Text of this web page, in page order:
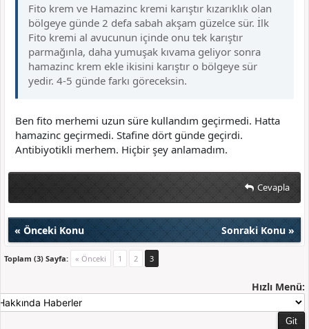
Fito krem ve Hamazinc kremi karıştır kızarıklık olan
bölgeye günde 2 defa sabah akşam güzelce sür. İlk
Fito kremi al avucunun içinde onu tek karıştır
parmağınla, daha yumuşak kıvama geliyor sonra
hamazinc krem ekle ikisini karıştır o bölgeye sür
yedir. 4-5 günde farkı göreceksin.
Ben fito merhemi uzun süre kullandım geçirmedi. Hatta
hamazinc geçirmedi. Stafine dört günde geçirdi.
Antibiyotikli merhem. Hiçbir şey anlamadım.
Cevapla
«Önceki Konu Sonraki Konu»
Toplam (3) Sayfa: « Önceki 1 2 3
Hızlı Menü: